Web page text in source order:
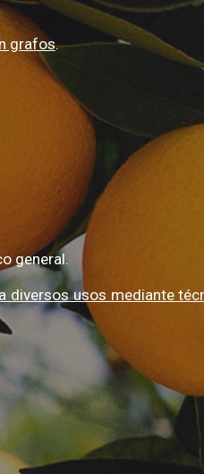
grafos.
general.
diversos usos mediante